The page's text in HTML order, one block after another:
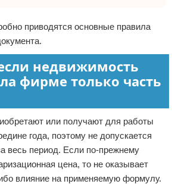
приводятся основные правила
недвижимость
фирме только часть
или получают для работы
года, поэтому не допускается
весь период. Если по-прежнему
цена, то не оказывает
влияние на применяемую формулу.